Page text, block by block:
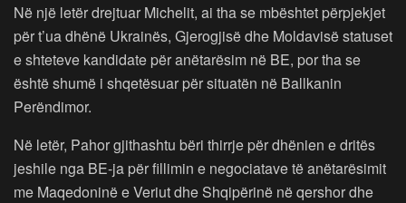
Në një letër drejtuar Michelit, ai tha se mbështet përpjekjet
për t’ua dhënë Ukrainës, Gjerogjisë dhe Moldavisë statuset
e shteteve kandidate për anëtarësim në BE, por tha se
është shumë i shqetësuar për situatën në Ballkanin
Perëndimor.
Në letër, Pahor gjithashtu bëri thirrje për dhënien e dritës
jeshile nga BE-ja për fillimin e negociatave të anëtarësimit
me Maqedoninë e Veriut dhe Shqipërinë në qershor dhe